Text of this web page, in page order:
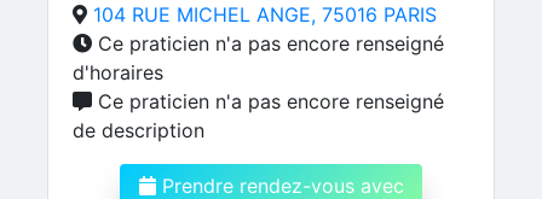
104 RUE MICHEL ANGE, 75016 PARIS
Ce praticien n'a pas encore renseigné
d'horaires
Ce praticien n'a pas encore renseigné
de description
Prendre rendez-vous avec